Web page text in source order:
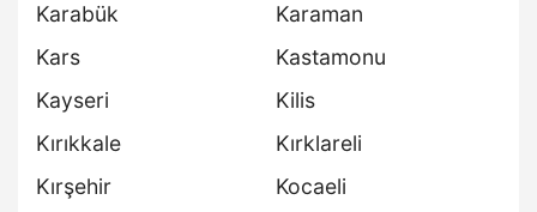
Karabük
Karaman
Kars
Kastamonu
Kayseri
Kilis
Kırıkkale
Kırklareli
Kırşehir
Kocaeli